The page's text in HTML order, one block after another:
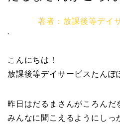
著者：放課後等デイ
'
こんにちは！
放課後等デイサービスたんぽ
昨日はだるまさんがころんだ
みんなに聞こえるようにしっ